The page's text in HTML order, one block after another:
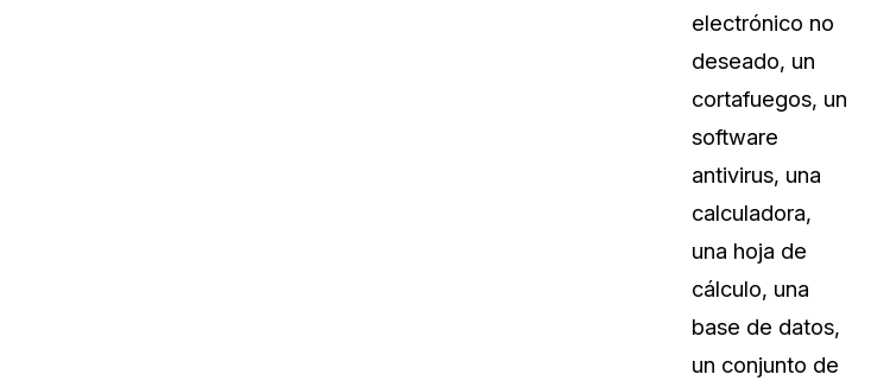
electrónico no
deseado, un
cortafuegos, un
software
antivirus, una
calculadora,
una hoja de
cálculo, una
base de datos,
un conjunto de